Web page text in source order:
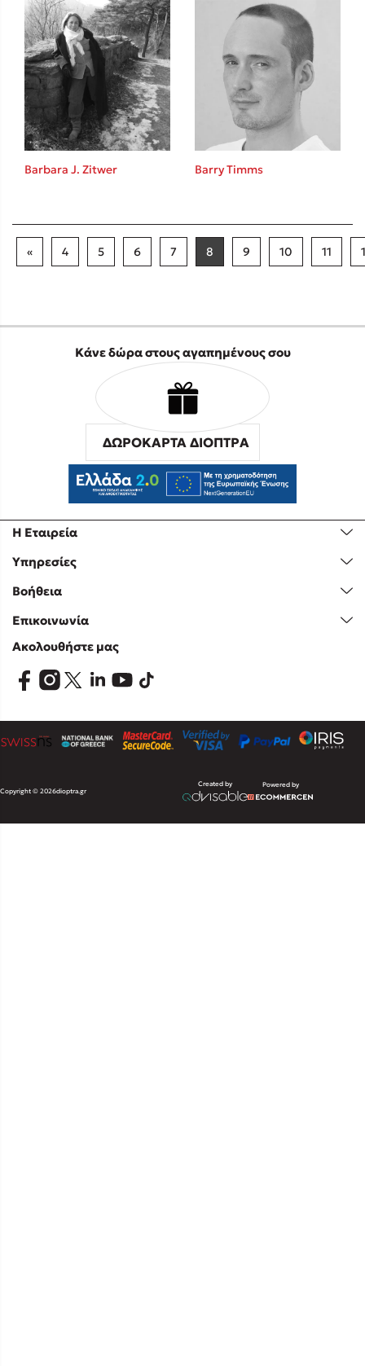
Barbara J. Zitwer Barry Timms
« 4 5 6 7 8 9 10 11
Η Εταιρεία
Υπηρεσίες
Βοήθεια
Επικοινωνία
Κάνε δώρα στους αγαπημένους σου
ΔΩΡΟΚΑΡΤΑ ΔΙΟΠΤΡΑ
Ακολουθήστε μας
Copyright © 2026dioptra.gr
Created by Powered by